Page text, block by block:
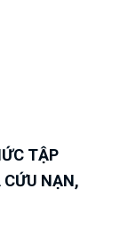
TẬP
CỨU NẠN,